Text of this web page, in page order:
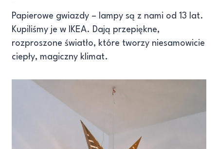
Papierowe gwiazdy – lampy są z nami od 13 lat.
Kupiliśmy je w IKEA. Dają przepiękne,
rozproszone światło, które tworzy niesamowicie
ciepły, magiczny klimat.